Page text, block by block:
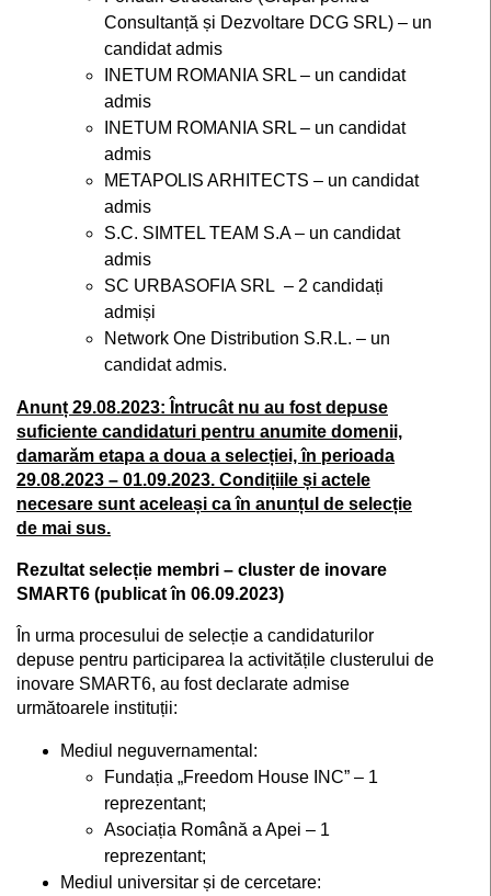
Consultanță și Dezvoltare DCG SRL) – un
candidat admis
INETUM ROMANIA SRL – un candidat
admis
INETUM ROMANIA SRL – un candidat
admis
METAPOLIS ARHITECTS – un candidat
admis
S.C. SIMTEL TEAM S.A – un candidat
admis
SC URBASOFIA SRL – 2 candidați
admiși
Network One Distribution S.R.L. – un
candidat admis.
Anunț 29.08.2023: Întrucât nu au fost depuse
suficiente candidaturi pentru anumite domenii,
damarăm etapa a doua a selecției, în perioada
29.08.2023 – 01.09.2023. Condițiile și actele
necesare sunt aceleași ca în anunțul de selecție
de mai sus.
Rezultat selecție membri – cluster de inovare
SMART6 (publicat în 06.09.2023)
În urma procesului de selecție a candidaturilor
depuse pentru participarea la activitățile clusterului de
inovare SMART6, au fost declarate admise
următoarele instituții:
Mediul neguvernamental:
Fundația „Freedom House INC” – 1
reprezentant;
Asociația Română a Apei – 1
reprezentant;
Mediul universitar și de cercetare: